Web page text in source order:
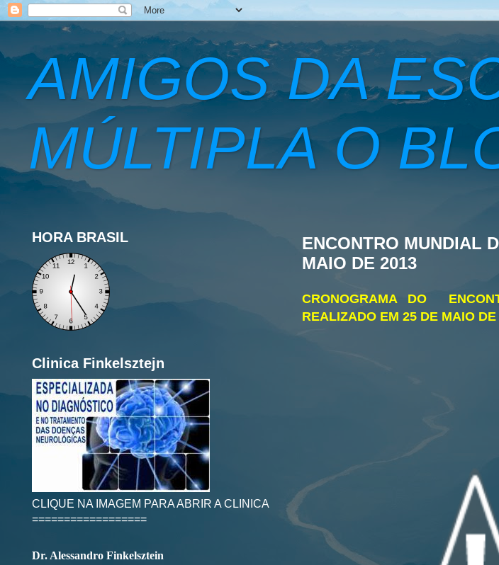
AMIGOS DA
MÚLTIPLA O
ENCONTRO MUNDIAL
MAIO DE 2013
CRONOGRAMA DO
REALIZADO EM 25 DE MAIO DE
HORA BRASIL
Clinica Finkelsztejn
CLIQUE NA IMAGEM PARA ABRIR A CLINICA
==================
Dr. Alessandro Finkelsztein